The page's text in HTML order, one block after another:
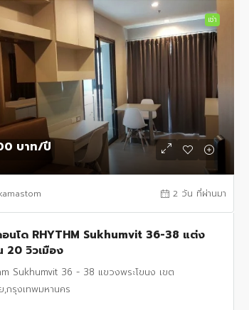
เช่า
บาท/ปี
2 วัน ที่ผ่านมา
อนโด RHYTHM Sukhumvit 36-38 แต่ง
20 วิวเมือง
Sukhumvit 36 - 38 แขวงพระโขนง เขต
,กรุงเทพมหานคร